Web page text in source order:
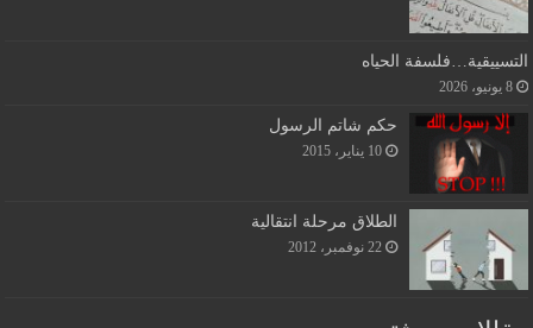
التسييقية…فلسفة الحياه
8 يونيو، 2026
حكم شاتم الرسول
10 يناير، 2015
الطلاق مرحلة انتقالية
22 نوفمبر، 2012